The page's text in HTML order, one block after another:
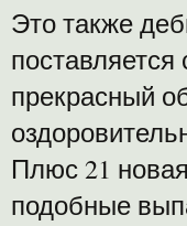
Это также
прекрасный
Плюс 21
подобные